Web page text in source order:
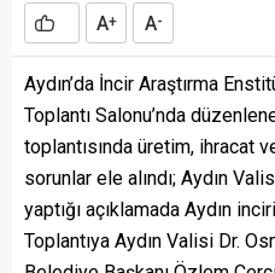
A+ A-
Aydın’da İncir Araştırma
Toplantı Salonu’nda
toplantısında üretim, ihracat
sorunlar ele alındı; Aydın
yaptığı açıklamada Aydın
Toplantıya Aydın Valisi Dr.